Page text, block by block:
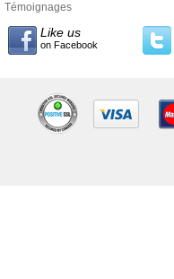
Témoignages
Like us
on Facebook